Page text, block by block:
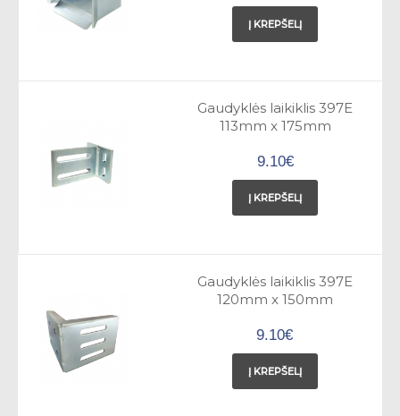
Į KREPŠELĮ
Gaudyklės laikiklis 397E
113mm x 175mm
9.10€
Į KREPŠELĮ
Gaudyklės laikiklis 397E
120mm x 150mm
9.10€
Į KREPŠELĮ